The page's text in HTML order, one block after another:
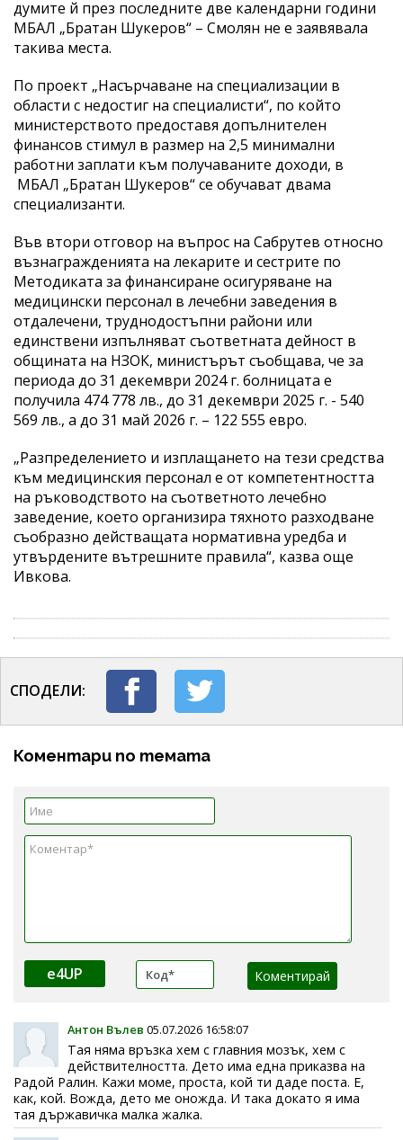
думите й през последните две календарни години
МБАЛ „Братан Шукеров“ – Смолян не е заявявала
такива места.
По проект „Насърчаване на специализации в
области с недостиг на специалисти“, по който
министерството предоставя допълнителен
финансов стимул в размер на 2,5 минимални
работни заплати към получаваните доходи, в
МБАЛ „Братан Шукеров“ се обучават двама
специализанти.
Във втори отговор на въпрос на Сабрутев относно
възнагражденията на лекарите и сестрите по
Методиката за финансиране осигуряване на
медицински персонал в лечебни заведения в
отдалечени, труднодостъпни райони или
единствени изпълняват съответната дейност в
общината на НЗОК, министърът съобщава, че за
периода до 31 декември 2024 г. болницата е
получила 474 778 лв., до 31 декември 2025 г. - 540
569 лв., а до 31 май 2026 г. – 122 555 евро.
„Разпределението и изплащането на тези средства
към медицинския персонал е от компетентността
на ръководството на съответното лечебно
заведение, което организира тяхното разходване
съобразно действащата нормативна уредба и
утвърдените вътрешните правила“, казва още
Ивкова.
СПОДЕЛИ:
Коментари по темата
e4UP
Антон Вълев 05.07.2026 16:58:07
Тая няма връзка хем с главния мозък, хем с
действителността. Дето има една приказва на
Радой Ралин. Кажи моме, проста, кой ти даде поста. Е,
как, кой. Вожда, дето ме оножда. И така докато я има
тая държавичка малка жалка.